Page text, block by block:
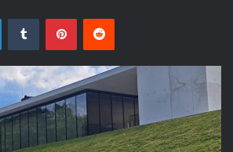
LinkedInTumblr PinterestReddit